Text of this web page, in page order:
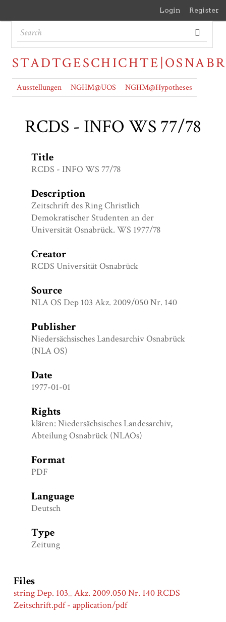
Login Register
Ausstellungen NGHM@UOS NGHM@Hypotheses
RCDS - INFO WS 77/78
Title
RCDS - INFO WS 77/78
Description
Zeitschrift des Ring Christlich
Demokratischer Studenten an der
Universität Osnabrück. WS 1977/78
Creator
RCDS Universität Osnabrück
Source
NLA OS Dep 103 Akz. 2009/050 Nr. 140
Publisher
Niedersächsisches Landesarchiv Osnabrück
(NLA OS)
Date
1977-01-01
Rights
klären: Niedersächsisches Landesarchiv,
Abteilung Osnabrück (NLAOs)
Format
PDF
Language
Deutsch
Type
Zeitung
Files
string Dep. 103_ Akz. 2009.050 Nr. 140 RCDS
Zeitschrift.pdf - application/pdf